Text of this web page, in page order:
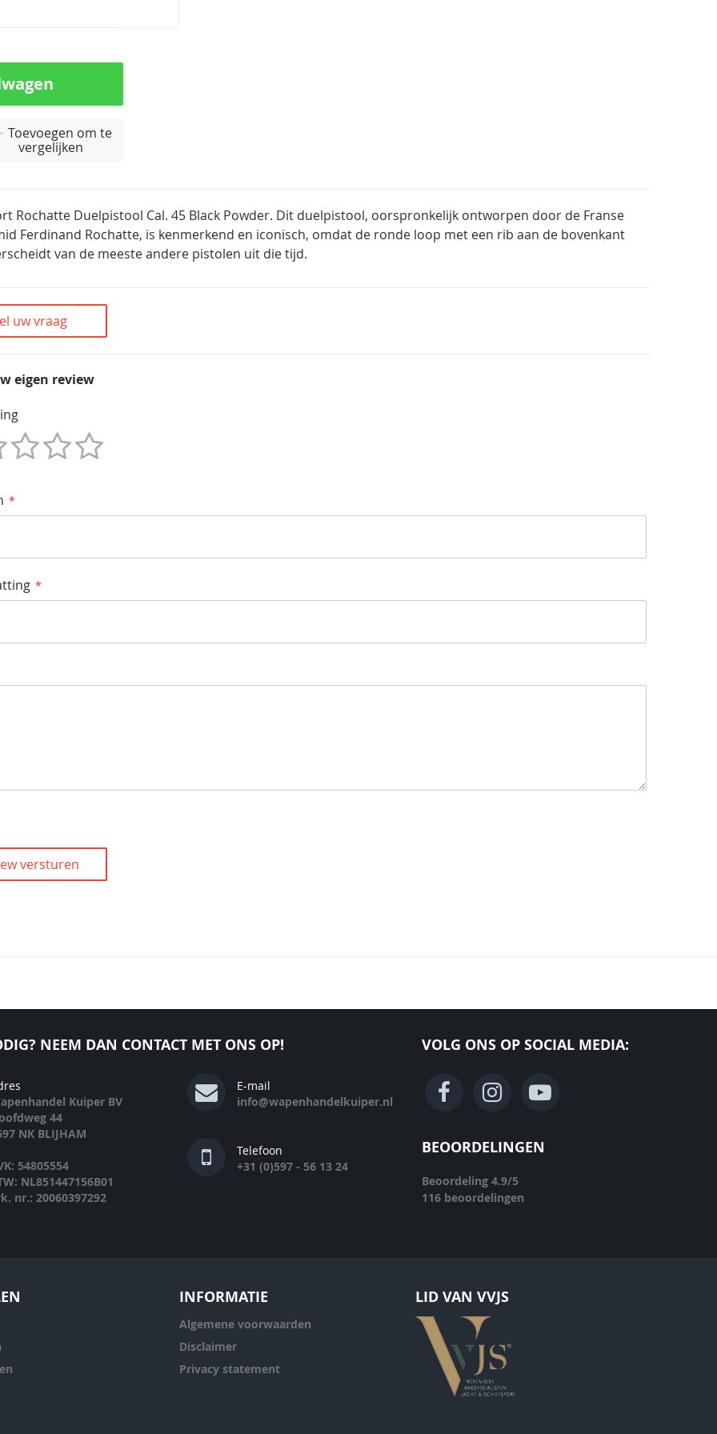
Toevoegen om te
vergelijken
Rochatte Duelpistool Cal. 45 Black Powder. Dit duelpistool, oorspronkelijk ontworpen door de Franse
Ferdinand Rochatte, is kenmerkend en iconisch, omdat de ronde loop met een rib aan de bovenkant
van de meeste andere pistolen uit die tijd.
uw vraag
eigen review
versturen
NEEM DAN CONTACT MET ONS OP!
Kuiper BV
44
NK BLIJHAM
54805554
NL851447156B01
nr.: 20060397292
E-mail
info@wapenhandelkuiper.nl
Telefoon
+31 (0)597 - 56 13 24
VOLG ONS OP SOCIAL MEDIA:
BEOORDELINGEN
Beoordeling 4.9/5
116 beoordelingen
INFORMATIE
Algemene voorwaarden
Disclaimer
Privacy statement
LID VAN VVJS